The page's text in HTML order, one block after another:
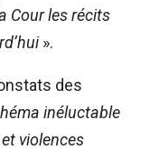
Cour les récits
».
des
inéluctable
violences